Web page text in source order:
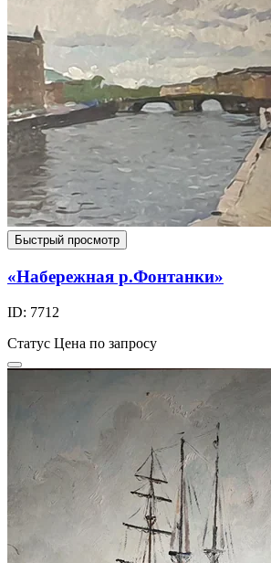
Быстрый просмотр
«Набережная р.Фонтанки»
ID: 7712
Статус Цена по запросу